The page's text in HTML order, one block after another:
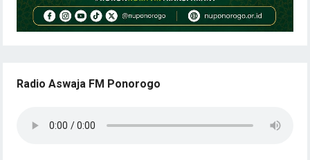
Radio Aswaja FM Ponorogo